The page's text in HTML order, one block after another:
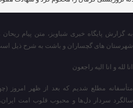
به گزارش پایگاه خبری شباویز، متن پیام
شهرستان های گچساران و باشت به شرح ذیل
انا لله و انا الیه راجعون
سالگرد سردار دل‌ها و محبوب قلوب امت